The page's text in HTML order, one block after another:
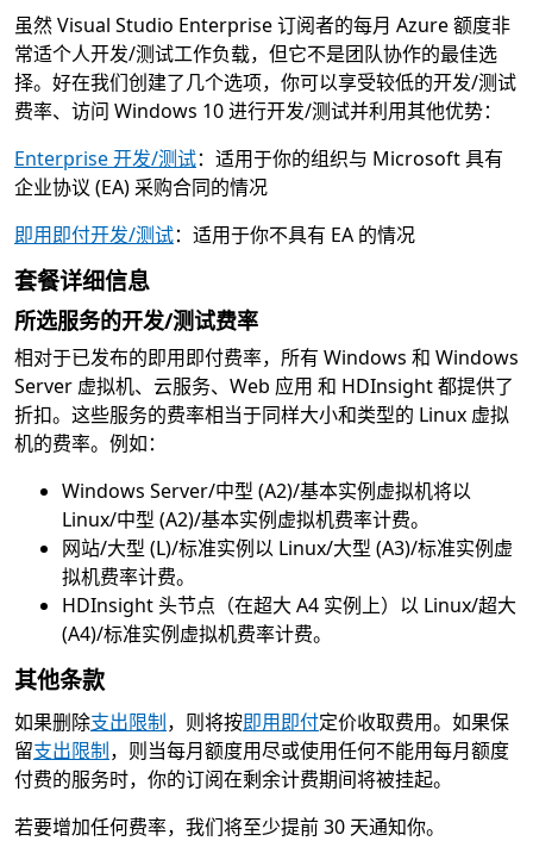
虽然 Visual Studio Enterprise 订阅者的每月 Azure 额度非
常适个人开发/测试工作负载，但它不是团队协作的最佳选
择。好在我们创建了几个选项，你可以享受较低的开发/测试
费率、访问 Windows 10 进行开发/测试并利用其他优势：
Enterprise 开发/测试：适用于你的组织与 Microsoft 具有
企业协议 (EA) 采购合同的情况
即用即付开发/测试：适用于你不具有 EA 的情况
套餐详细信息
所选服务的开发/测试费率
相对于已发布的即用即付费率，所有 Windows 和 Windows
Server 虚拟机、云服务、Web 应用 和 HDInsight 都提供了
折扣。这些服务的费率相当于同样大小和类型的 Linux 虚拟
机的费率。例如：
Windows Server/中型 (A2)/基本实例虚拟机将以
Linux/中型 (A2)/基本实例虚拟机费率计费。
网站/大型 (L)/标准实例以 Linux/大型 (A3)/标准实例虚
拟机费率计费。
HDInsight 头节点（在超大 A4 实例上）以 Linux/超大
(A4)/标准实例虚拟机费率计费。
其他条款
如果删除支出限制，则将按即用即付定价收取费用。如果保
留支出限制，则当每月额度用尽或使用任何不能用每月额度
付费的服务时，你的订阅在剩余计费期间将被挂起。
若要增加任何费率，我们将至少提前 30 天通知你。